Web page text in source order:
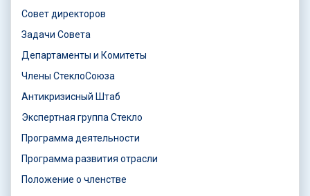
Совет директоров
Задачи Совета
Департаменты и Комитеты
Члены СтеклоСоюза
Антикризисный Штаб
Экспертная группа Стекло
Программа деятельности
Программа развития отрасли
Положение о членстве